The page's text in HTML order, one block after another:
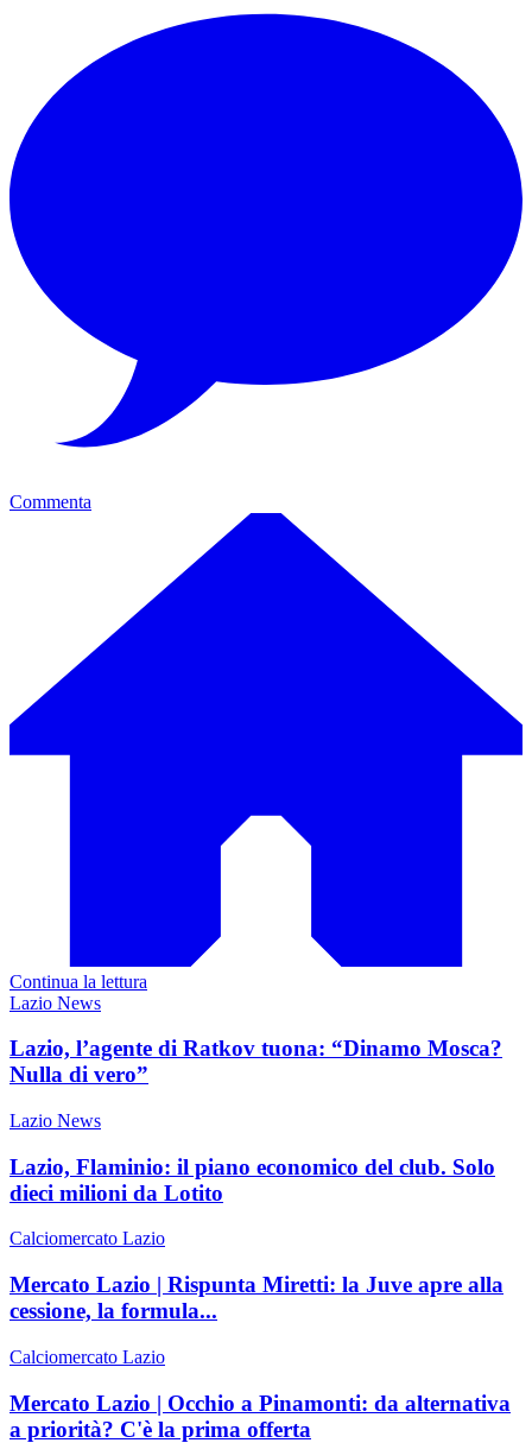
Commenta
Continua la lettura
Lazio News
Lazio, l’agente di Ratkov tuona: “Dinamo Mosca?
Nulla di vero”
Lazio News
Lazio, Flaminio: il piano economico del club. Solo
dieci milioni da Lotito
Calciomercato Lazio
Mercato Lazio | Rispunta Miretti: la Juve apre alla
cessione, la formula...
Calciomercato Lazio
Mercato Lazio | Occhio a Pinamonti: da alternativa
a priorità? C'è la prima offerta